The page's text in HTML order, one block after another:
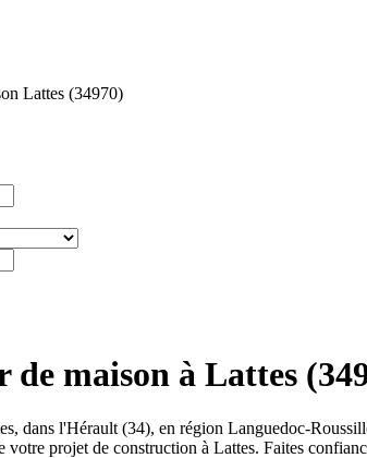
Lattes (34970)
de maison à Lattes
dans l'Hérault (34), en région Languedoc-
votre projet de construction à Lattes. Faites